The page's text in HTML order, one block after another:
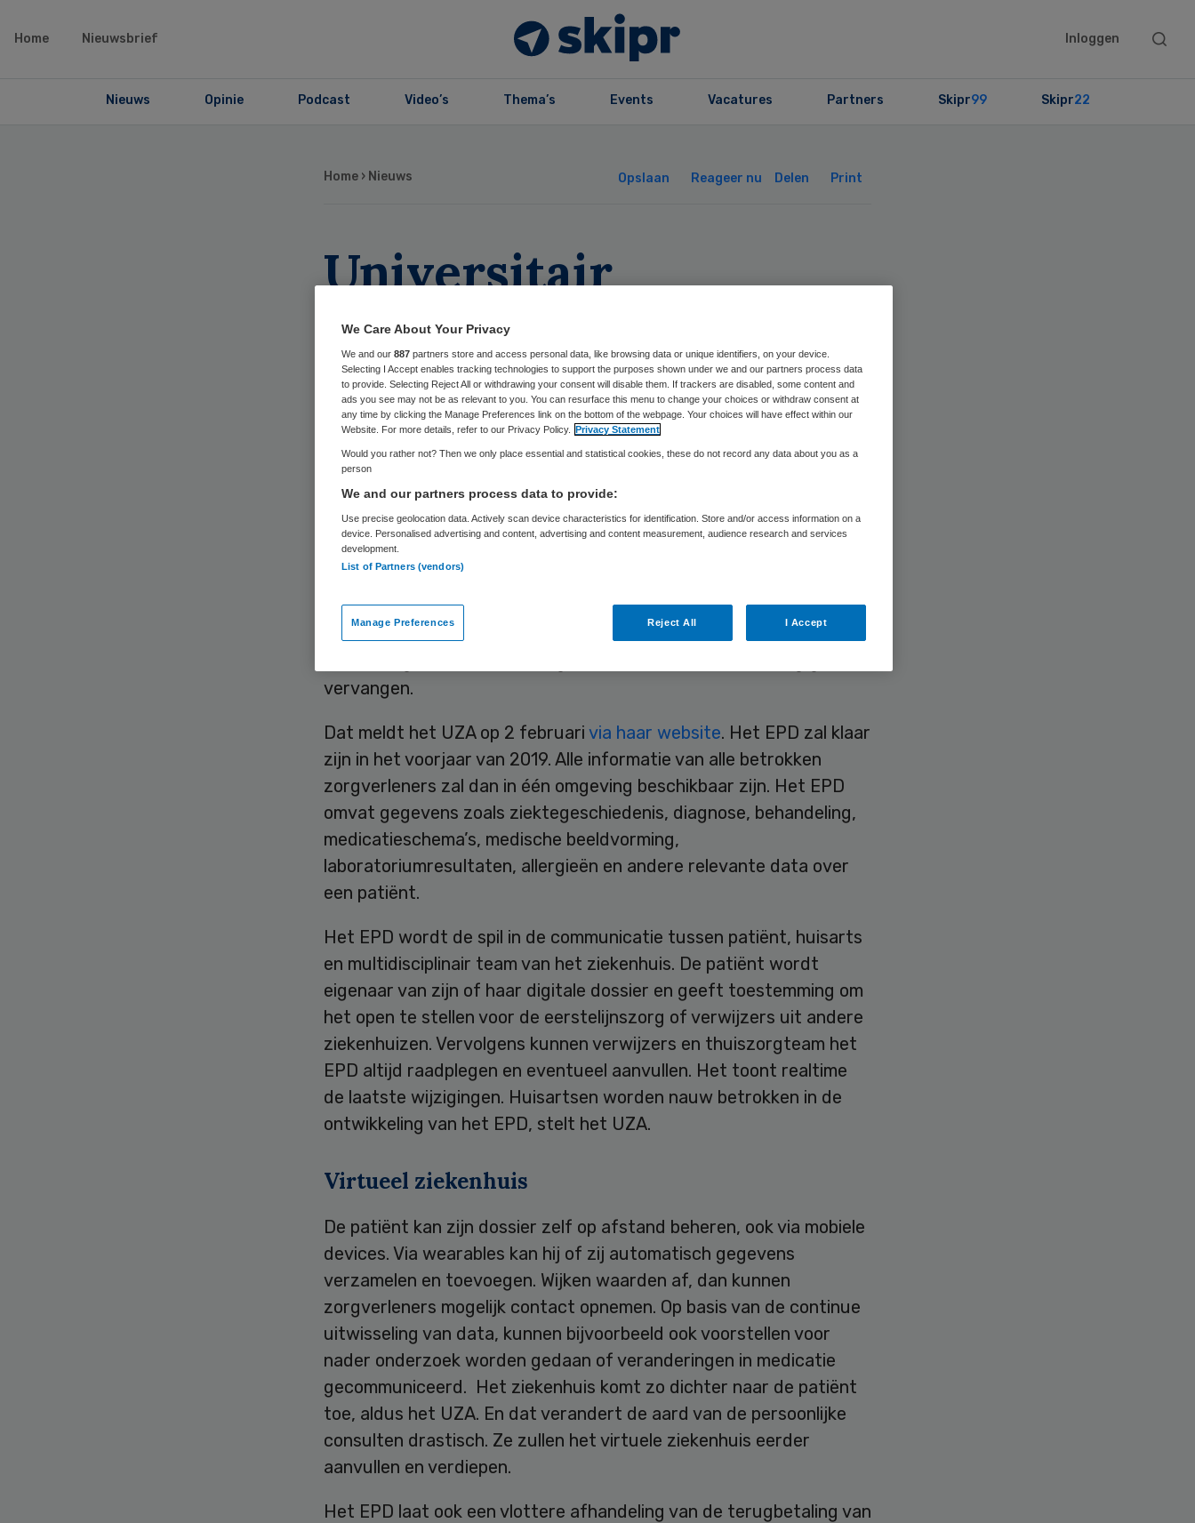
Home Nieuwsbrief Inloggen
Search
Nieuws Opinie Podcast Video’s Thema’s Events Vacatures Partners Skipr99 Skipr22
Home › Nieuws Opslaan Reageer nu Delen Print
Universitair
Ziekenhuis Antwerpen
implementeert EPD
Cerner
Skipr Redactie 3 februari 2017
getekend met de Amerikaanse softwareleverancier Cerner voor de
invoering van een hoogwaardig EPD. Dat moet de ruim 150 IT-
vervangen.
Dat meldt het UZA op 2 februari via haar website. Het EPD zal klaar
zijn in het voorjaar van 2019. Alle informatie van alle betrokken
zorgverleners zal dan in één omgeving beschikbaar zijn. Het EPD
omvat gegevens zoals ziektegeschiedenis, diagnose, behandeling,
medicatieschema’s, medische beeldvorming,
laboratoriumresultaten, allergieën en andere relevante data over
een patiënt.
Het EPD wordt de spil in de communicatie tussen patiënt, huisarts
en multidisciplinair team van het ziekenhuis. De patiënt wordt
eigenaar van zijn of haar digitale dossier en geeft toestemming om
het open te stellen voor de eerstelijnszorg of verwijzers uit andere
ziekenhuizen. Vervolgens kunnen verwijzers en thuiszorgteam het
EPD altijd raadplegen en eventueel aanvullen. Het toont realtime
de laatste wijzigingen. Huisartsen worden nauw betrokken in de
ontwikkeling van het EPD, stelt het UZA.
Virtueel ziekenhuis
De patiënt kan zijn dossier zelf op afstand beheren, ook via mobiele
devices. Via wearables kan hij of zij automatisch gegevens
verzamelen en toevoegen. Wijken waarden af, dan kunnen
zorgverleners mogelijk contact opnemen. Op basis van de continue
uitwisseling van data, kunnen bijvoorbeeld ook voorstellen voor
nader onderzoek worden gedaan of veranderingen in medicatie
gecommuniceerd. Het ziekenhuis komt zo dichter naar de patiënt
toe, aldus het UZA. En dat verandert de aard van de persoonlijke
consulten drastisch. Ze zullen het virtuele ziekenhuis eerder
aanvullen en verdiepen.
Het EPD laat ook een vlottere afhandeling van de terugbetaling van
We Care About Your Privacy
We and our 887 partners store and access personal data, like browsing data or unique identifiers, on your device.
Selecting I Accept enables tracking technologies to support the purposes shown under we and our partners process data
to provide. Selecting Reject All or withdrawing your consent will disable them. If trackers are disabled, some content and
ads you see may not be as relevant to you. You can resurface this menu to change your choices or withdraw consent at
any time by clicking the Manage Preferences link on the bottom of the webpage. Your choices will have effect within our
Website. For more details, refer to our Privacy Policy.
Privacy Statement
Would you rather not? Then we only place essential and statistical cookies, these do not record any data about you as a
person
We and our partners process data to provide:
Use precise geolocation data. Actively scan device characteristics for identification. Store and/or access information on a
device. Personalised advertising and content, advertising and content measurement, audience research and services
development.
List of Partners (vendors)
Manage Preferences Reject All I Accept